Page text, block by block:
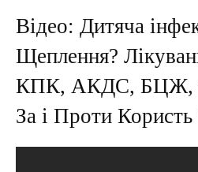
Відео: Дитяча
Щеплення?
КПК, АКДС, БЦЖ,
За і Проти Користь